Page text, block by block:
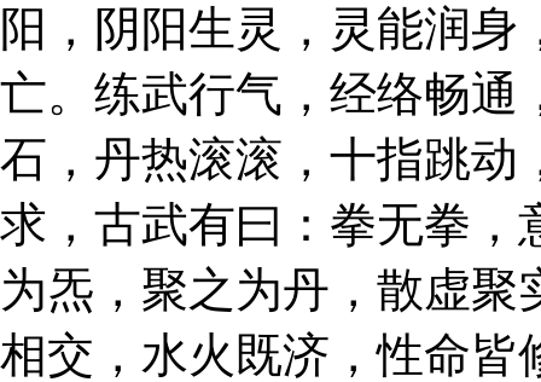
阳，阴阳生灵，灵能润
亡。练武行气，经络畅通
石，丹热滚滚，十指跳动
求，古武有曰：拳无拳，
为炁，聚之为丹，散虚
相交，水火既济，性命皆